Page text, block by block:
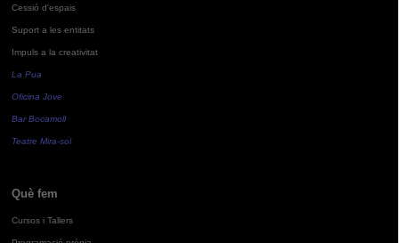
Cessió d'espais
Suport a les entitats
Impuls a la creativitat
La Pua
Oficina Jove
Bar Bocamoll
Teatre Mira-sol
Què fem
Cursos i Tallers